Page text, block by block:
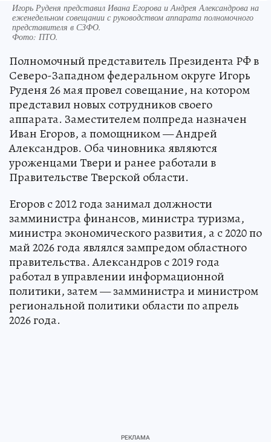
Игорь Руденя представил Ивана Егорова и Андрея Александрова на
еженедельном совещании с руководством аппарата полномочного
представителя в СЗФО.
Фото: ПТО.
Полномочный представитель Президента РФ в
Северо-Западном федеральном округе Игорь
Руденя 26 мая провел совещание, на котором
представил новых сотрудников своего
аппарата. Заместителем полпреда назначен
Иван Егоров, а помощником — Андрей
Александров. Оба чиновника являются
уроженцами Твери и ранее работали в
Правительстве Тверской области.
Егоров с 2012 года занимал должности
замминистра финансов, министра туризма,
министра экономического развития, а с 2020 по
май 2026 года являлся зампредом областного
правительства. Александров с 2019 года
работал в управлении информационной
политики, затем — замминистра и министром
региональной политики области по апрель
2026 года.